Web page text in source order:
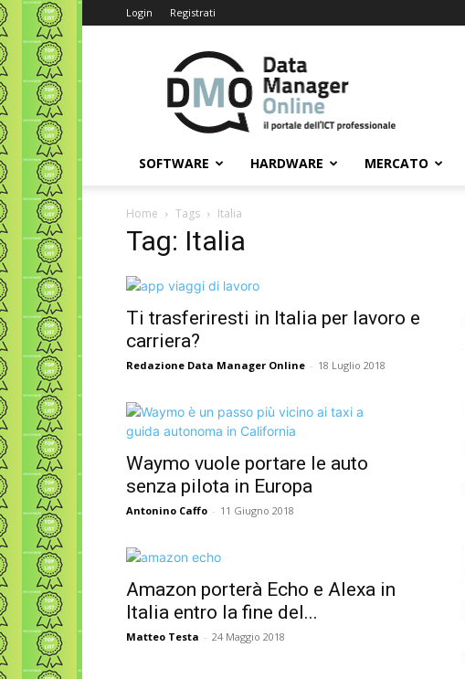
Login Registrati
Data
Manager
Online
SOFTWARE HARDWARE MERCATO
Home Tags Italia
Tag: Italia
Ti trasferiresti in Italia per lavoro e
carriera?
Redazione Data Manager Online - 18 Luglio 2018
Waymo vuole portare le auto
senza pilota in Europa
Antonino Caffo - 11 Giugno 2018
Amazon porterà Echo e Alexa in
Italia entro la fine del...
Matteo Testa - 24 Maggio 2018